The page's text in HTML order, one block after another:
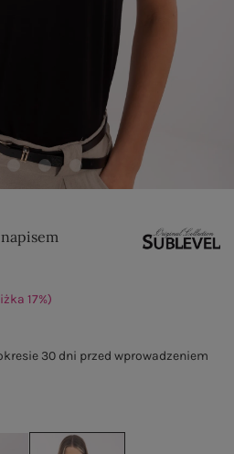
17%)
30 dni przed wprowadzeniem